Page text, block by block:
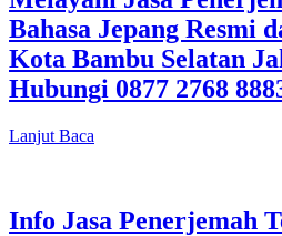
Bahasa Jepang Resmi
Kota Bambu Selatan
Hubungi 0877 2768
Lanjut Baca
Info Jasa Penerjemah